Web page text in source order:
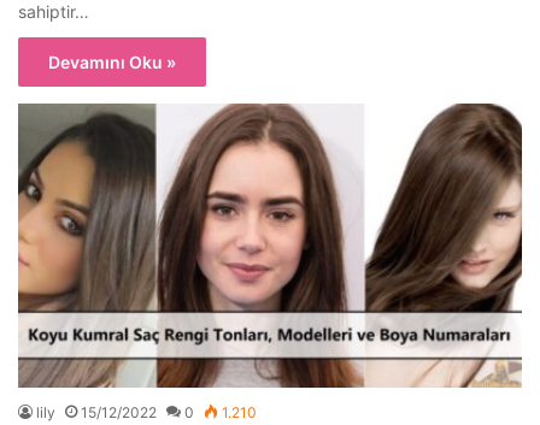
sahiptir…
Devamını Oku »
lily 15/12/2022 0 1.210